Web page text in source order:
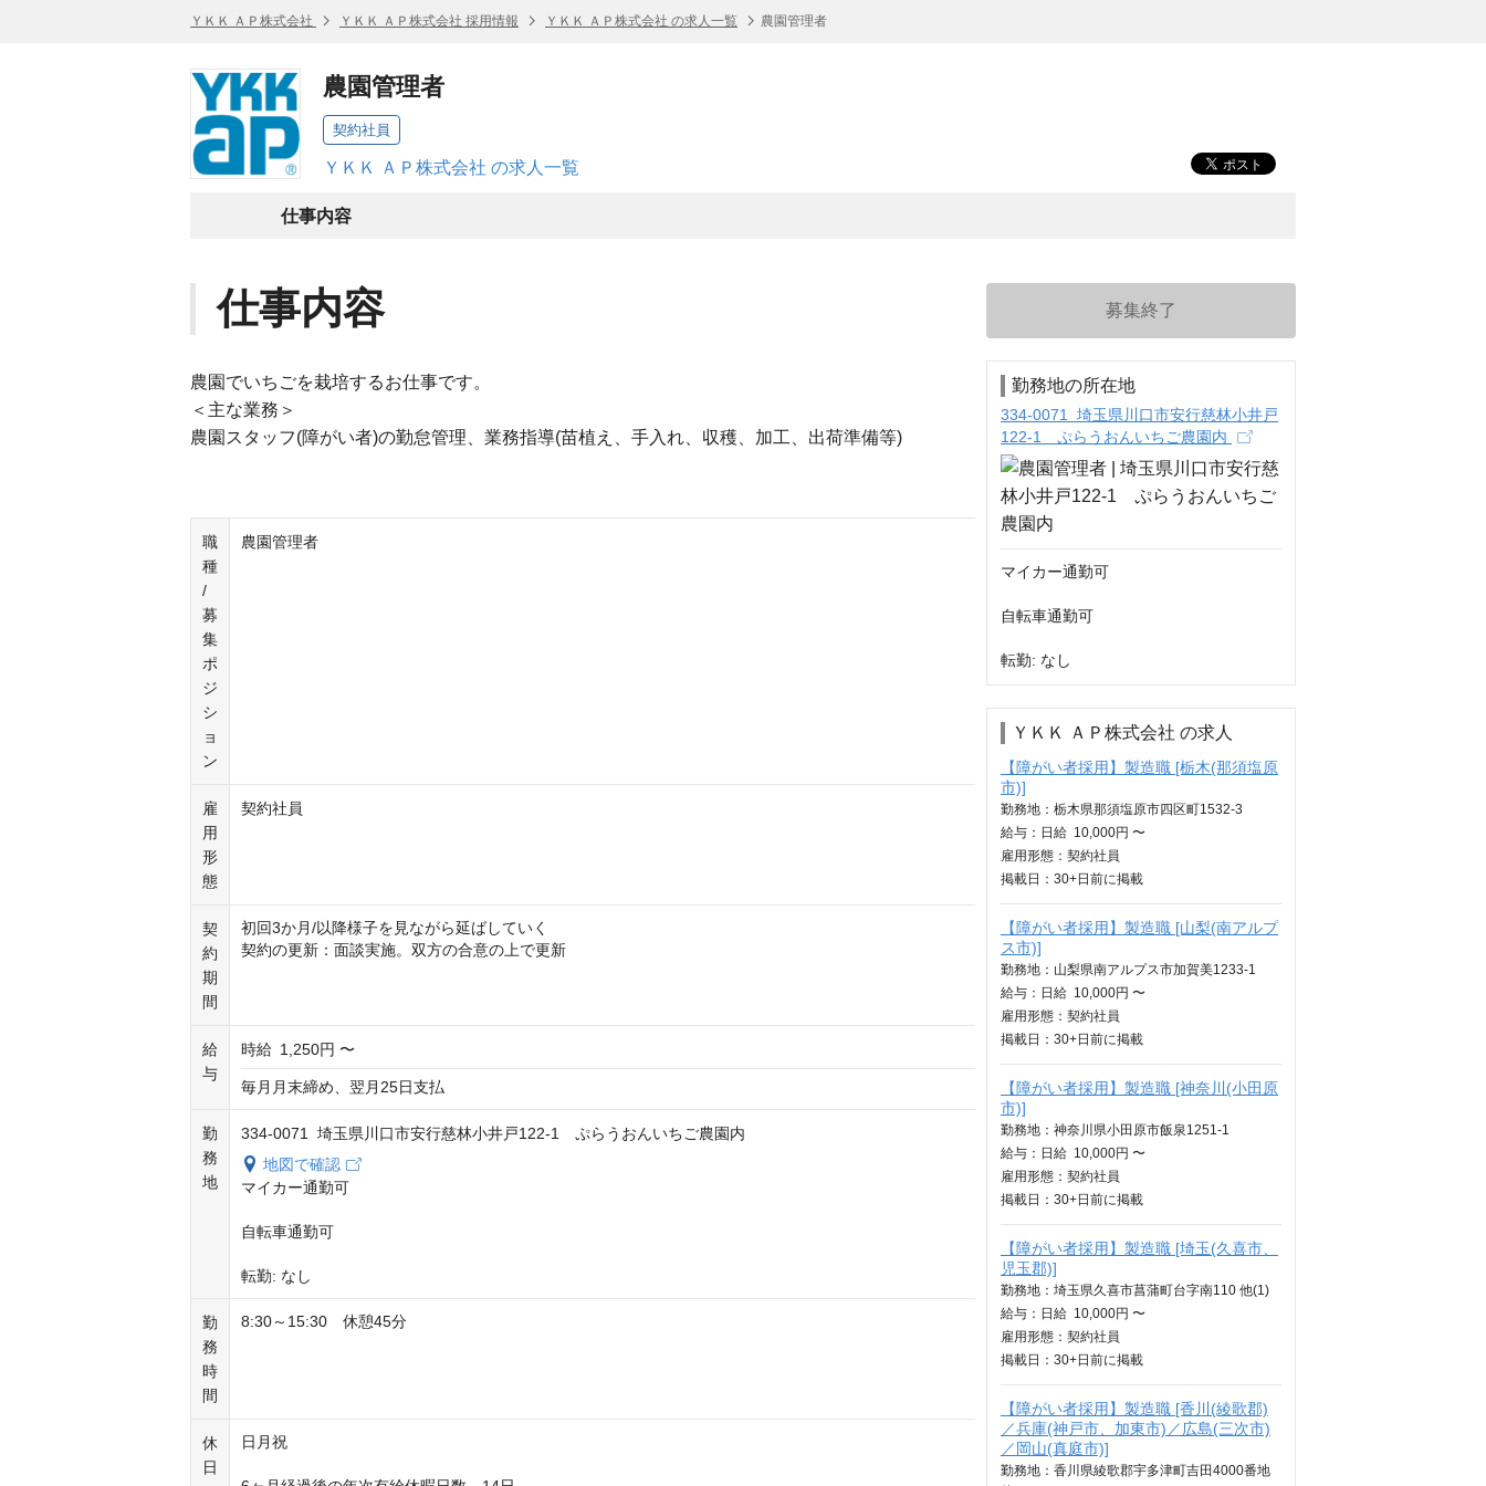
ＹＫＫ ＡＰ株式会社 ＹＫＫ ＡＰ株式会社 採用情報 ＹＫＫ ＡＰ株式会社 の求人一覧 農園管理者
農園管理者
契約社員
ＹＫＫ ＡＰ株式会社 の求人一覧
仕事内容
仕事内容
農園でいちごを栽培するお仕事です。
＜主な業務＞
農園スタッフ(障がい者)の勤怠管理、業務指導(苗植え、手入れ、収穫、加工、出荷準備等)
職
種
/
募
集
ポ
ジ
シ
ョ
ン
農園管理者
雇
用
形
態
契約社員
契
約
期
間
初回3か月/以降様子を見ながら延ばしていく
契約の更新：面談実施。双方の合意の上で更新
給
与
時給 1,250円 〜
毎月月末締め、翌月25日支払
勤
務
地
334-0071 埼玉県川口市安行慈林小井戸122-1 ぷらうおんいちご農園内
地図で確認
マイカー通勤可
自転車通勤可
転勤: なし
勤
務
時
間
8:30～15:30　休憩45分
休
日
日月祝
募集終了
勤務地の所在地
334-0071 埼玉県川口市安行慈林小井戸
122-1 ぷらうおんいちご農園内
マイカー通勤可
自転車通勤可
転勤: なし
ＹＫＫ ＡＰ株式会社 の求人
【障がい者採用】製造職 [栃木(那須塩原
市)]
勤務地：栃木県那須塩原市四区町1532-3
給与： 日給 10,000円 〜
雇用形態：契約社員
掲載日： 30+日 前に掲載
【障がい者採用】製造職 [山梨(南アルプ
ス市)]
勤務地：山梨県南アルプス市加賀美1233-1
給与： 日給 10,000円 〜
雇用形態：契約社員
掲載日： 30+日 前に掲載
【障がい者採用】製造職 [神奈川(小田原
市)]
勤務地：神奈川県小田原市飯泉1251-1
給与： 日給 10,000円 〜
雇用形態：契約社員
掲載日： 30+日 前に掲載
【障がい者採用】製造職 [埼玉(久喜市、
児玉郡)]
勤務地：埼玉県久喜市菖蒲町台字南110 他(1)
給与： 日給 10,000円 〜
雇用形態：契約社員
掲載日： 30+日 前に掲載
【障がい者採用】製造職 [香川(綾歌郡)
／兵庫(神戸市、加東市)／広島(三次市)
／岡山(真庭市)]
勤務地：香川県綾歌郡宇多津町吉田4000番地